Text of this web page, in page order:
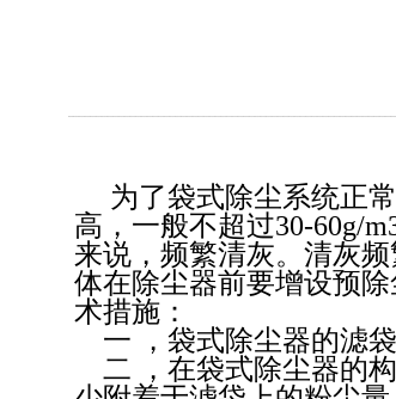
为了袋式除尘系统正
高，一般不超过30-60g/
来说，频繁清灰。清灰
体在除尘器前要增设预
术措施：
一 ，袋式除尘器的滤
二 ，在袋式除尘器的